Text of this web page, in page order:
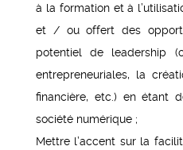
à la formation et à
et / ou offert des
potentiel de leadership
entrepreneuriales, la
financière, etc.) en étant
société numérique ;
Mettre l’accent sur la